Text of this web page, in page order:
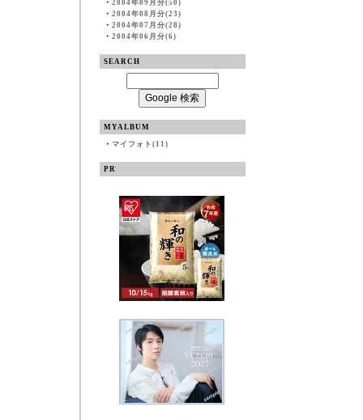
・ 2004年09月分(50)
・ 2004年08月分(23)
・ 2004年07月分(28)
・ 2004年06月分(6)
SEARCH
MYALBUM
・ マイフォト(11)
PR